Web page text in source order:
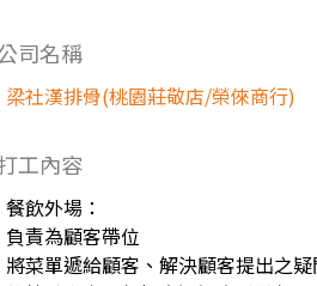
司名稱
梁社漢排骨(桃園莊敬店/榮倈商行)
工內容
餐飲外場：
負責為顧客帶位
將菜單遞給顧客、解決顧客提出之